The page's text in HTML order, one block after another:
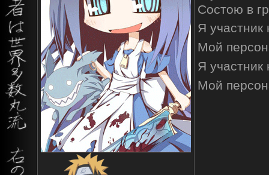
Состою в
Я участник
Мой
Я участник
Мой